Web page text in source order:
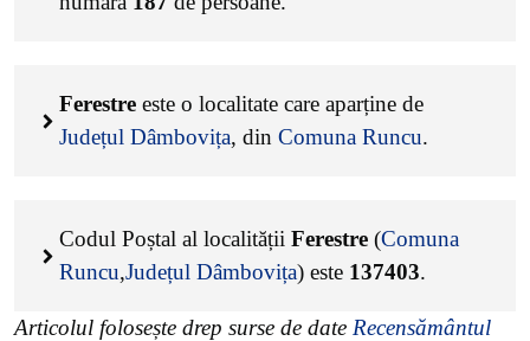
Ferestre este o localitate care aparține de
Județul Dâmbovița, din Comuna Runcu.
Codul Poștal al localității Ferestre (Comuna
Runcu,Județul Dâmbovița) este 137403.
Articolul folosește drep surse de date Recensământul